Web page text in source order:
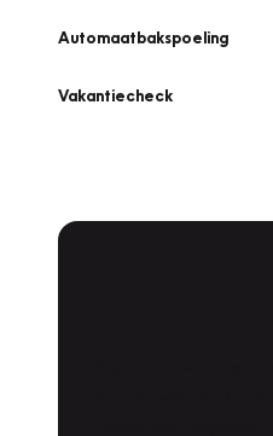
Automaatbakspoeling
Vakantiecheck